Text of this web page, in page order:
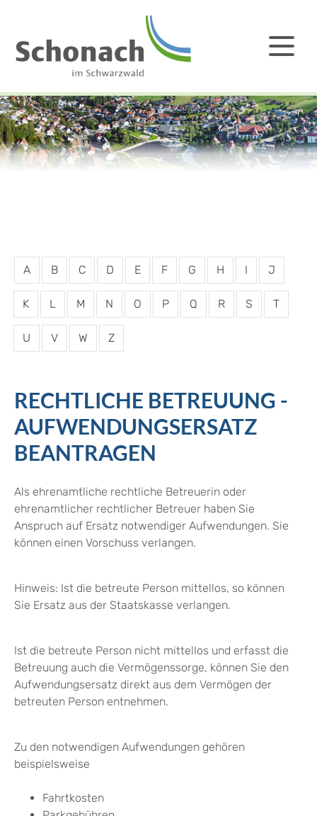
A B C D E F G H I J
K L M N O P Q R S T
U V W Z
RECHTLICHE BETREUUNG -
AUFWENDUNGSERSATZ
BEANTRAGEN
Als ehrenamtliche rechtliche Betreuerin oder
ehrenamtlicher rechtlicher Betreuer haben Sie
Anspruch auf Ersatz notwendiger Aufwendungen. Sie
können einen Vorschuss verlangen.
Hinweis: Ist die betreute Person mittellos, so können
Sie Ersatz aus der Staatskasse verlangen.
Ist die betreute Person nicht mittellos und erfasst die
Betreuung auch die Vermögenssorge, können Sie den
Aufwendungsersatz direkt aus dem Vermögen der
betreuten Person entnehmen.
Zu den notwendigen Aufwendungen gehören
beispielsweise
Fahrtkosten